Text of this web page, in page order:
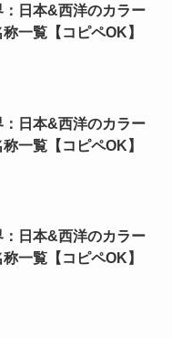
日本&西洋のカラー
一覧【コピペOK】
日本&西洋のカラー
一覧【コピペOK】
日本&西洋のカラー
一覧【コピペOK】